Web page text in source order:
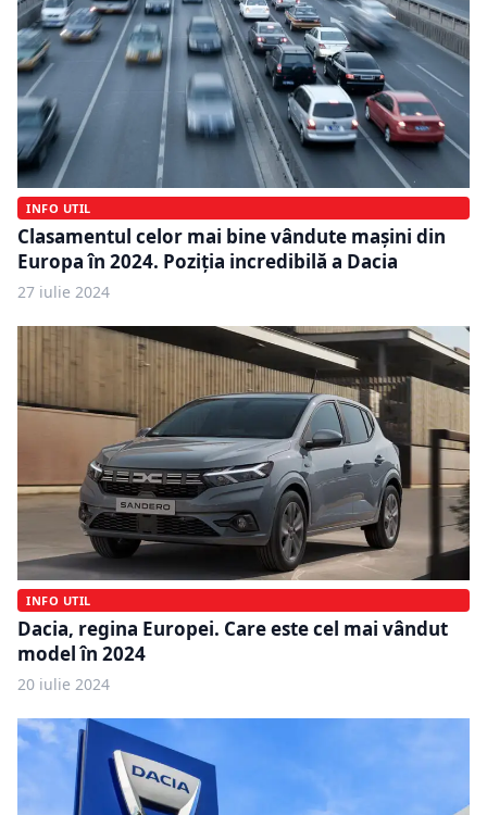
INFO UTIL
Clasamentul celor mai bine vândute mașini din
Europa în 2024. Poziția incredibilă a Dacia
27 iulie 2024
INFO UTIL
Dacia, regina Europei. Care este cel mai vândut
model în 2024
20 iulie 2024